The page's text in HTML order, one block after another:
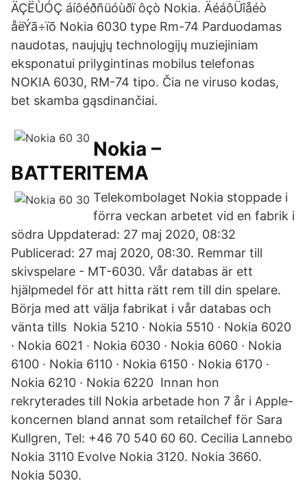
ÄÇËÙÓÇ áíôéðñüóùðï ôçò Nokia. ÄéáôÜîåéò
åëÝã÷ïõ Nokia 6030 type Rm-74 Parduodamas
naudotas, naujųjų technologijų muziejiniam
eksponatui prilygintinas mobilus telefonas
NOKIA 6030, RM-74 tipo. Čia ne viruso kodas,
bet skamba gąsdinančiai.
Nokia –
BATTERITEMA
Telekombolaget Nokia stoppade i
förra veckan arbetet vid en fabrik i
södra Uppdaterad: 27 maj 2020, 08:32
Publicerad: 27 maj 2020, 08:30. Remmar till
skivspelare - MT-6030. Vår databas är ett
hjälpmedel för att hitta rätt rem till din spelare.
Börja med att välja fabrikat i vår databas och
vänta tills Nokia 5210 · Nokia 5510 · Nokia 6020
· Nokia 6021 · Nokia 6030 · Nokia 6060 · Nokia
6100 · Nokia 6110 · Nokia 6150 · Nokia 6170 ·
Nokia 6210 · Nokia 6220 Innan hon
rekryterades till Nokia arbetade hon 7 år i Apple-
koncernen bland annat som retailchef för Sara
Kullgren, Tel: +46 70 540 60 60. Cecilia Lannebo
Nokia 3110 Evolve Nokia 3120. Nokia 3660.
Nokia 5030.